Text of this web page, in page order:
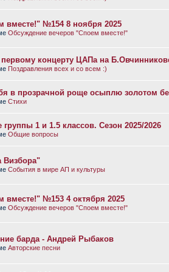
вместе!" №154 8 ноября 2025
Обсуждение вечеров "Споем вместе!"
первому концерту ЦАПа на
Поздравления всех и со всем :)
в прозрачной роще осыплю золотом
Стихи
1 и 1.5 классов. Сезон 2025/2026
Общие вопросы
Визбора"
События в мире АП и культуры
вместе!" №153 4 октября 2025
Обсуждение вечеров "Споем вместе!"
барда - Андрей Рыбаков
Авторские песни